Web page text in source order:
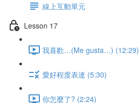
線上互動單元
Lesson 17
我喜歡…(Me gusta…) (12:29)
愛好程度表達 (5:30)
你怎麼了? (2:24)